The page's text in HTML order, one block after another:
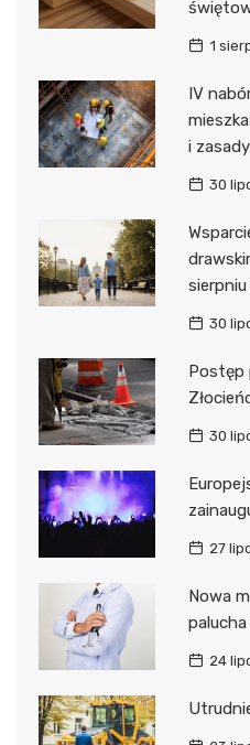
1
IV
i zasady
30
30
Postęp
30
27
Nowa
24